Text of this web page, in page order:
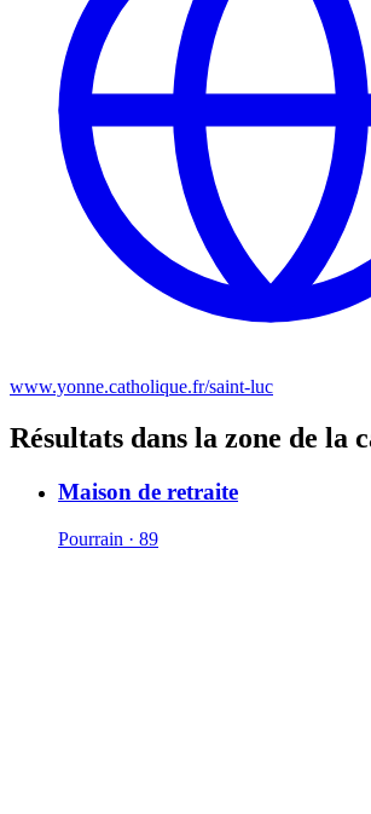
www.yonne.catholique.fr/saint-luc
Résultats dans la zone de la
Maison de retraite
Pourrain · 89